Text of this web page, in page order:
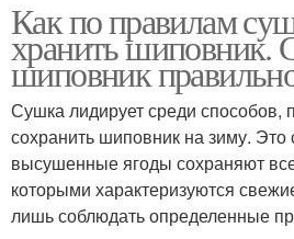
Как по правилам
хранить
шиповник
Сушка лидирует среди способов,
сохранить шиповник на зиму. Это
высушенные ягоды сохраняют
которыми характеризуются
лишь соблюдать определенные